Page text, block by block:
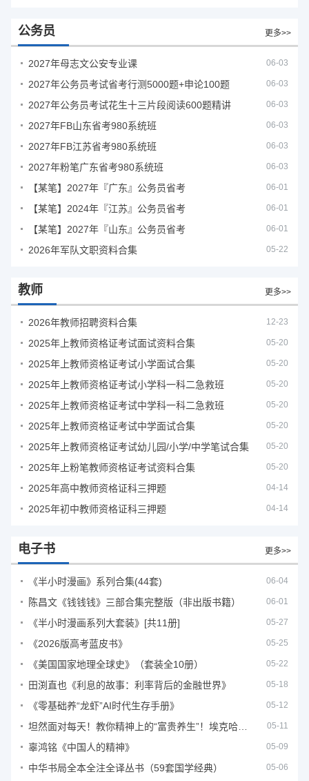
公务员 更多>>
2027年母志文公安专业课 06-03
2027年公务员考试省考行测5000题+申论100题 06-03
2027年公务员考试花生十三片段阅读600题精讲 06-03
2027年FB山东省考980系统班 06-03
2027年FB江苏省考980系统班 06-03
2027年粉笔广东省考980系统班 06-03
【某笔】2027年『广东』公务员省考 06-01
【某笔】2024年『江苏』公务员省考 06-01
【某笔】2027年『山东』公务员省考 06-01
2026年军队文职资料合集 05-22
教师 更多>>
2026年教师招聘资料合集 12-23
2025年上教师资格证考试面试资料合集 05-20
2025年上教师资格证考试小学面试合集 05-20
2025年上教师资格证考试小学科一科二急救班 05-20
2025年上教师资格证考试中学科一科二急救班 05-20
2025年上教师资格证考试中学面试合集 05-20
2025年上教师资格证考试幼儿园/小学/中学笔试合集 05-20
2025年上粉笔教师资格证考试资料合集 05-20
2025年高中教师资格证科三押题 04-14
2025年初中教师资格证科三押题 04-14
电子书 更多>>
《半小时漫画》系列合集(44套) 06-04
陈昌文《钱钱钱》三部合集完整版（非出版书籍） 06-01
《半小时漫画系列大套装》[共11册] 05-27
《2026版高考蓝皮书》 05-25
《美国国家地理全球史》（套装全10册） 05-22
田渕直也《利息的故事：利率背后的金融世界》 05-18
《零基础养“龙虾”AI时代生存手册》 05-12
05-11
辜鸿铭《中国人的精神》 05-09
中华书局全本全注全译丛书（59套国学经典） 05-06